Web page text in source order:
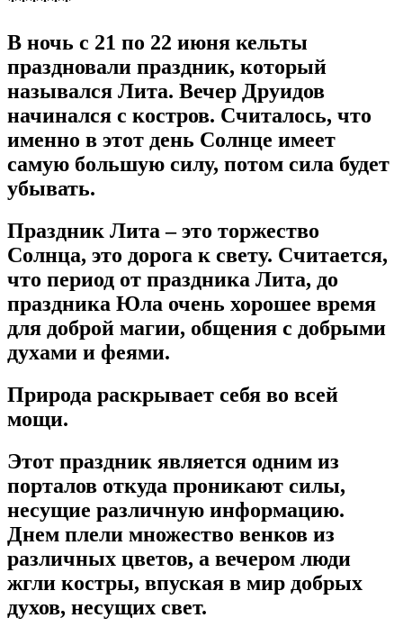
В ночь с 21 по 22 июня кельты
праздновали праздник, который
назывался Лита. Вечер Друидов
начинался с костров. Считалось, что
именно в этот день Солнце имеет
самую большую силу, потом сила будет
убывать.
Праздник Лита – это торжество
Солнца, это дорога к свету. Считается,
что период от праздника Лита, до
праздника Юла очень хорошее время
для доброй магии, общения с добрыми
духами и феями.
Природа раскрывает себя во всей
мощи.
Этот праздник является одним из
порталов откуда проникают силы,
несущие различную информацию.
Днем плели множество венков из
различных цветов, а вечером люди
жгли костры, впуская в мир добрых
духов, несущих свет.